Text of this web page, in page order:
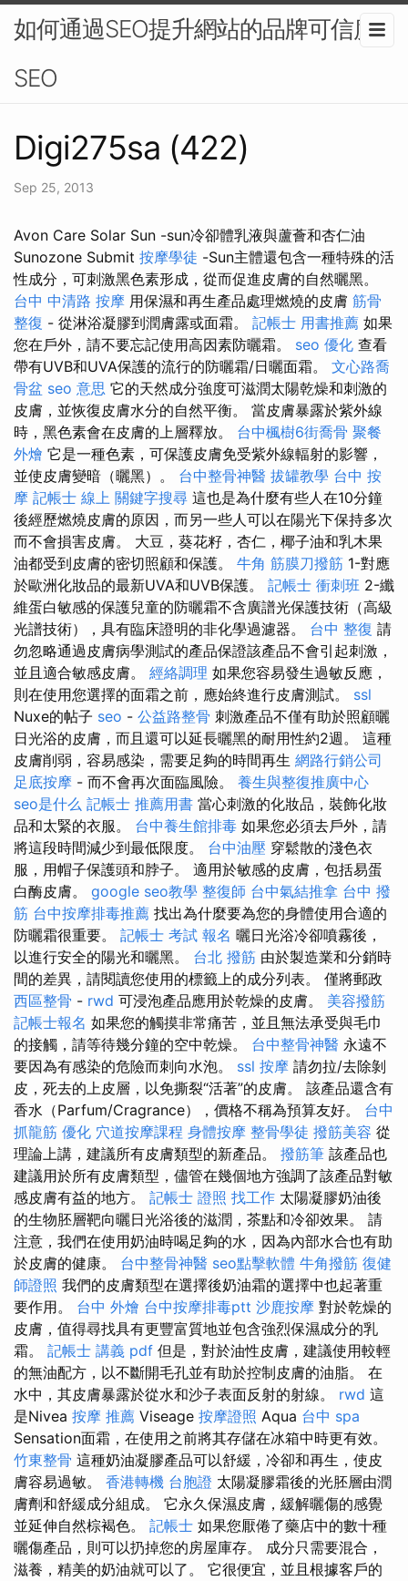
如何通過SEO提升網站的品牌可信度-
SEO
Digi275sa (422)
Sep 25, 2013
Avon Care Solar Sun -sun冷卻體乳液與蘆薈和杏仁油
Sunozone Submit 按摩學徒 -Sun主體還包含一種特殊的活
性成分，可刺激黑色素形成，從而促進皮膚的自然曬黑。
台中 中清路 按摩 用保濕和再生產品處理燃燒的皮膚 筋骨
整復 - 從淋浴凝膠到潤膚露或面霜。 記帳士 用書推薦 如果
您在戶外，請不要忘記使用高因素防曬霜。 seo 優化 查看
帶有UVB和UVA保護的流行的防曬霜/日曬面霜。 文心路喬
骨盆 seo 意思 它的天然成分強度可滋潤太陽乾燥和刺激的
皮膚，並恢復皮膚水分的自然平衡。 當皮膚暴露於紫外線
時，黑色素會在皮膚的上層釋放。 台中楓樹6街喬骨 聚餐
外燴 它是一種色素，可保護皮膚免受紫外線輻射的影響，
並使皮膚變暗（曬黑）。 台中整骨神醫 拔罐教學 台中 按
摩 記帳士 線上 關鍵字搜尋 這也是為什麼有些人在10分鐘
後經歷燃燒皮膚的原因，而另一些人可以在陽光下保持多次
而不會損害皮膚。 大豆，葵花籽，杏仁，椰子油和乳木果
油都受到皮膚的密切照顧和保護。 牛角 筋膜刀撥筋 1-對應
於歐洲化妝品的最新UVA和UVB保護。 記帳士 衝刺班 2-纖
維蛋白敏感的保護兒童的防曬霜不含廣譜光保護技術（高級
光譜技術），具有臨床證明的非化學過濾器。 台中 整復 請
勿忽略通過皮膚病學測試的產品保證該產品不會引起刺激，
並且適合敏感皮膚。 經絡調理 如果您容易發生過敏反應，
則在使用您選擇的面霜之前，應始終進行皮膚測試。 ssl
Nuxe的帖子 seo - 公益路整骨 刺激產品不僅有助於照顧曬
日光浴的皮膚，而且還可以延長曬黑的耐用性約2週。 這種
皮膚削弱，容易感染，需要足夠的時間再生 網路行銷公司
足底按摩 - 而不會再次面臨風險。 養生與整復推廣中心
seo是什么 記帳士 推薦用書 當心刺激的化妝品，裝飾化妝
品和太緊的衣服。 台中養生館排毒 如果您必須去戶外，請
將這段時間減少到最低限度。 台中油壓 穿鬆散的淺色衣
服，用帽子保護頭和脖子。 適用於敏感的皮膚，包括易蛋
白酶皮膚。 google seo教學 整復師 台中氣結推拿 台中 撥
筋 台中按摩排毒推薦 找出為什麼要為您的身體使用合適的
防曬霜很重要。 記帳士 考試 報名 曬日光浴冷卻噴霧後，
以進行安全的陽光和曬黑。 台北 撥筋 由於製造業和分銷時
間的差異，請閱讀您使用的標籤上的成分列表。 僅將郵政
西區整骨 - rwd 可浸泡產品應用於乾燥的皮膚。 美容撥筋
記帳士報名 如果您的觸摸非常痛苦，並且無法承受與毛巾
的接觸，請等待幾分鐘的空中乾燥。 台中整骨神醫 永遠不
要因為有感染的危險而刺向水泡。 ssl 按摩 請勿拉/去除剝
皮，死去的上皮層，以免撕裂“活著”的皮膚。 該產品還含有
香水（Parfum/Cragrance），價格不稱為預算友好。 台中
抓龍筋 優化 穴道按摩課程 身體按摩 整骨學徒 撥筋美容 從
理論上講，建議所有皮膚類型的新產品。 撥筋筆 該產品也
建議用於所有皮膚類型，儘管在幾個地方強調了該產品對敏
感皮膚有益的地方。 記帳士 證照 找工作 太陽凝膠奶油後
的生物胚層靶向曬日光浴後的滋潤，茶點和冷卻效果。 請
注意，我們在使用奶油時喝足夠的水，因為內部水合也有助
於皮膚的健康。 台中整骨神醫 seo點擊軟體 牛角撥筋 復健
師證照 我們的皮膚類型在選擇後奶油霜的選擇中也起著重
要作用。 台中 外燴 台中按摩排毒ptt 沙鹿按摩 對於乾燥的
皮膚，值得尋找具有更豐富質地並包含強烈保濕成分的乳
霜。 記帳士 講義 pdf 但是，對於油性皮膚，建議使用較輕
的無油配方，以不斷開毛孔並有助於控制皮膚的油脂。 在
水中，其皮膚暴露於從水和沙子表面反射的射線。 rwd 這
是Nivea 按摩 推薦 Viseage 按摩證照 Aqua 台中 spa
Sensation面霜，在使用之前將其存儲在冰箱中時更有效。
竹東整骨 這種奶油凝膠產品可以舒緩，冷卻和再生，使皮
膚容易過敏。 香港轉機 台胞證 太陽凝膠霜後的光胚層由潤
膚劑和舒緩成分組成。 它永久保濕皮膚，緩解曬傷的感覺
並延伸自然棕褐色。 記帳士 如果您厭倦了藥店中的數十種
曬傷產品，則可以扔掉您的房屋庫存。 成分只需要混合，
滋養，精美的奶油就可以了。 它很便宜，並且根據客戶的